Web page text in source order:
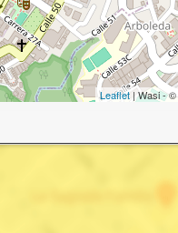
Leaflet| Wasi - ©